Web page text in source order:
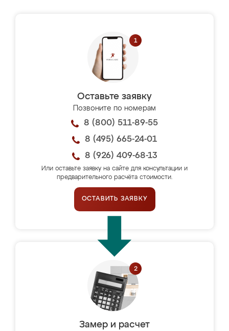
Оставьте заявку
Позвоните по номерам
8 (800) 511-89-55
8 (495) 665-24-01
8 (926) 409-68-13
Или оставьте заявку на сайте для консультации и
предварительного расчёта стоимости.
ОСТАВИТЬ ЗАЯВКУ
Замер и расчет